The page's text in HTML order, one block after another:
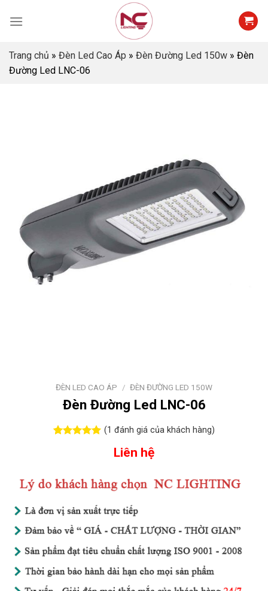
Trang chủ » Đèn Led Cao Áp » Đèn Đường Led 150w » Đèn
Đường Led LNC-06
ĐÈN LED CAO ÁP / ĐÈN ĐƯỜNG LED 150W
Đèn Đường Led LNC-06
(1 đánh giá của khách hàng)
Liên hệ